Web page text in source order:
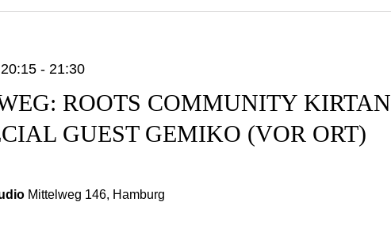
ROOTS COMMUNITY KIRTAN
GUEST GEMIKO (VOR ORT)
- 21:30
Mittelweg 146, Hamburg